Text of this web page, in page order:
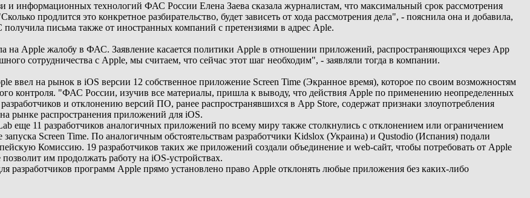
и информационных технологий ФАС России Елена Заева сказала журналистам, что максимальный срок рассмотрения
продлится это конкретное разбирательство, будет зависеть от хода рассмотрения дела", - пояснила она и добавила,
письма также от иностранных компаний с претензиями в адрес Аple.
на Apple жалобу в ФАС. Заявление касается политики Apple в отношении приложений, распространяющихся через App
сотрудничества с Apple, мы считаем, что сейчас этот шаг необходим", - заявляли тогда в компании.
ввел на рынок в iOS версии 12 собственное приложение Screen Time (Экранное время), которое по своим возможностям
контроля. "ФАС России, изучив все материалы, пришла к выводу, что действия Apple по применению неопределенных
и отклонению версий ПО, ранее распространявшихся в App Store, содержат признаки злоупотребления
распространения приложений для iOS.
11 разработчиков аналогичных приложений по всему миру также столкнулись с отклонением или ограничением
Screen Time. По аналогичным обстоятельствам разработчики Kidslox (Украина) и Qustodio (Испания) подали
Комиссию. 19 разработчиков таких же приложений создали объединение и web-сайт, чтобы потребовать от Apple
им продолжать работу на iOS-устройствах.
разработчиков программ Apple прямо установлено право Apple отклонять любые приложения без каких-либо